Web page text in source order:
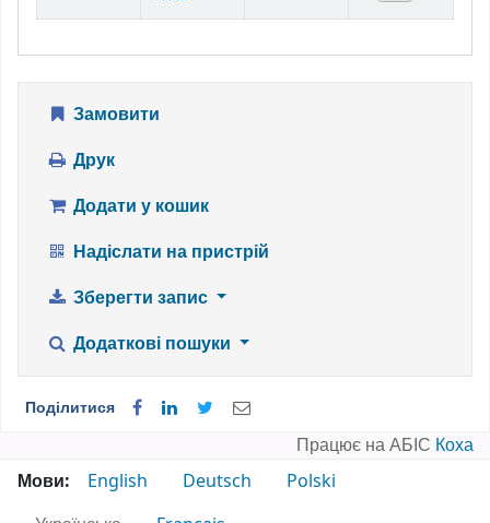
Замовити
Друк
Додати у кошик
Надіслати на пристрій
Зберегти запис
Додаткові пошуки
Поділитися
Працює на АБІС Коха
Мови:
English Deutsch
Polski